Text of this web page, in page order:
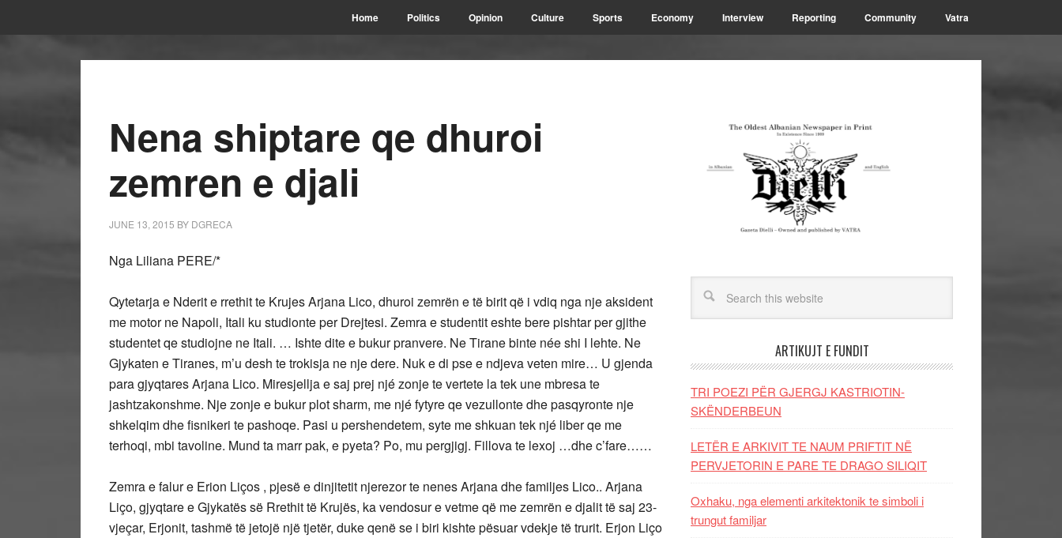
Home Politics Opinion Culture Sports Economy Interview Reporting Community Vatra
Nena shiptare qe dhuroi
zemren e djali
JUNE 13, 2015 BY DGRECA
Nga Liliana PERE/*
Qytetarja e Nderit e rrethit te Krujes Arjana Lico, dhuroi zemrën e të birit që i vdiq nga nje aksident
me motor ne Napoli, Itali ku studionte per Drejtesi. Zemra e studentit eshte bere pishtar per gjithe
studentet qe studiojne ne Itali. … Ishte dite e bukur pranvere. Ne Tirane binte née shi I lehte. Ne
Gjykaten e Tiranes, m’u desh te trokisja ne nje dere. Nuk e di pse e ndjeva veten mire… U gjenda
para gjyqtares Arjana Lico. Miresjellja e saj prej njé zonje te vertete la tek une mbresa te
jashtzakonshme. Nje zonje e bukur plot sharm, me njé fytyre qe vezullonte dhe pasqyronte nje
shkelqim dhe fisnikeri te pashoqe. Pasi u pershendetem, syte me shkuan tek njé liber qe me
terhoqi, mbi tavoline. Mund ta marr pak, e pyeta? Po, mu pergjigj. Fillova te lexoj …dhe c’fare……
Zemra e falur e Erion Liços , pjesë e dinjitetit njerezor te nenes Arjana dhe familjes Lico.. Arjana
Liço, gjyqtare e Gjykatës së Rrethit të Krujës, ka vendosur e vetme që me zemrën e djalit të saj 23-
vjeçar, Erjonit, tashmë të jetojë një tjetër, duke qenë se i biri kishte pësuar vdekje të trurit. Erjon Liço
ARTIKUJT E FUNDIT
TRI POEZI PËR GJERGJ KASTRIOTIN-
SKËNDERBEUN
LETËR E ARKIVIT TE NAUM PRIFTIT NË
PERVJETORIN E PARE TE DRAGO SILIQIT
Oxhaku, nga elementi arkitektonik te simboli i
trungut familjar